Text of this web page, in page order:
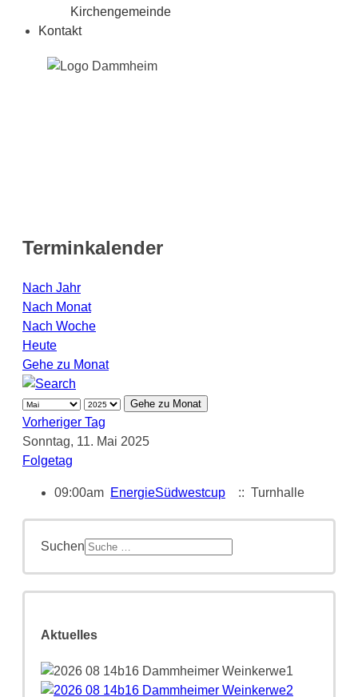
Kirchengemeinde
Kontakt
Terminkalender
Nach Jahr
Nach Monat
Nach Woche
Heute
Gehe zu Monat
Gehe zu Monat
Vorheriger Tag
Sonntag, 11. Mai 2025
Folgetag
09:00am EnergieSüdwestcup :: Turnhalle
Suchen
Aktuelles